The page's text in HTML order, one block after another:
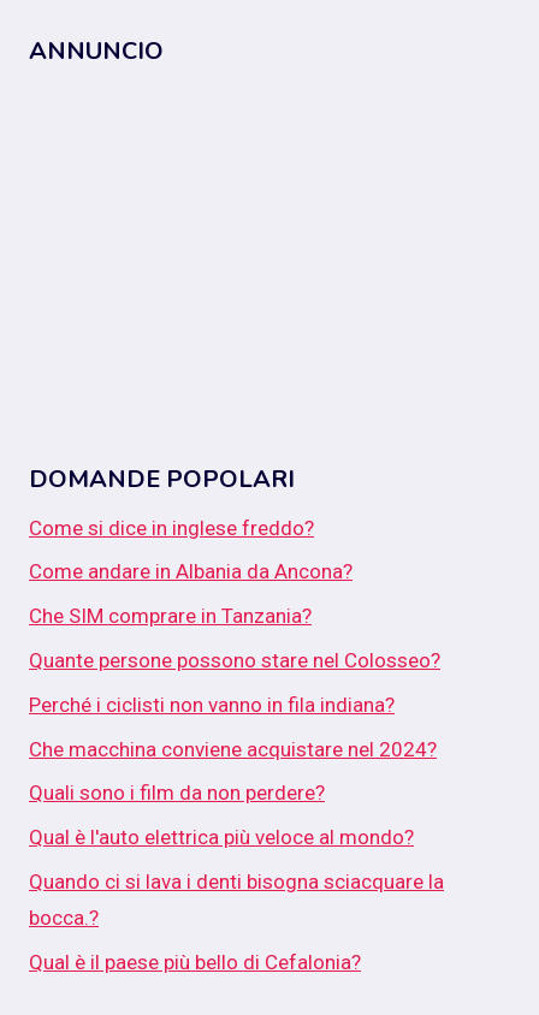
ANNUNCIO
DOMANDE POPOLARI
Come si dice in inglese freddo?
Come andare in Albania da Ancona?
Che SIM comprare in Tanzania?
Quante persone possono stare nel Colosseo?
Perché i ciclisti non vanno in fila indiana?
Che macchina conviene acquistare nel 2024?
Quali sono i film da non perdere?
Qual è l'auto elettrica più veloce al mondo?
Quando ci si lava i denti bisogna sciacquare la
bocca.?
Qual è il paese più bello di Cefalonia?